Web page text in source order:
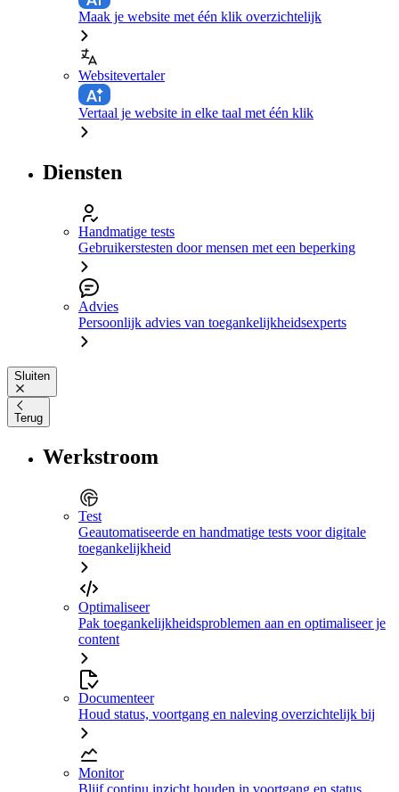
Maak je website met één klik overzichtelijk
Websitevertaler
Vertaal je website in elke taal met één klik
Diensten
Handmatige tests
Gebruikerstesten door mensen met een beperking
Advies
Persoonlijk advies van toegankelijkheidsexperts
Sluiten
Terug
Werkstroom
Test
Geautomatiseerde en handmatige tests voor digitale
toegankelijkheid
Optimaliseer
Pak toegankelijkheidsproblemen aan en optimaliseer je
content
Documenteer
Houd status, voortgang en naleving overzichtelijk bij
Monitor